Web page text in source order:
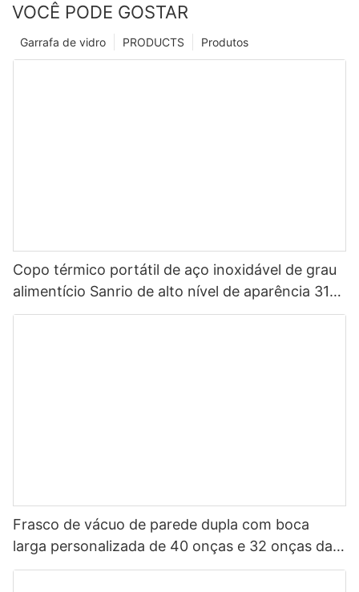
VOCÊ PODE GOSTAR
Produtos
PRODUCTS
Garrafa de vidro
Copo térmico portátil de aço inoxidável de grau
alimentício Sanrio de alto nível de aparência 316
para crianças
Frasco de vácuo de parede dupla com boca
larga personalizada de 40 onças e 32 onças da
China, garrafa de água esportiva isolada em aço